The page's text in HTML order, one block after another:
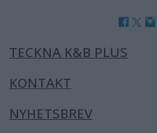
TECKNA K&B PLUS
KONTAKT
NYHETSBREV